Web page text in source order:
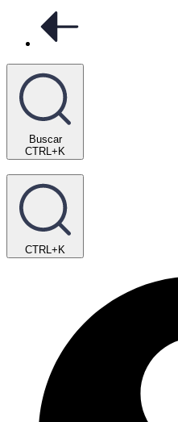
Buscar
CTRL+K
CTRL+K